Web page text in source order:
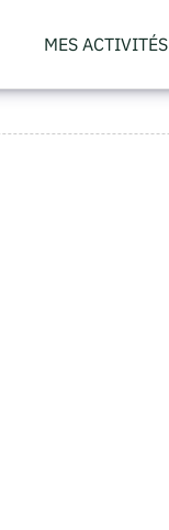
MES ACTIVITÉS